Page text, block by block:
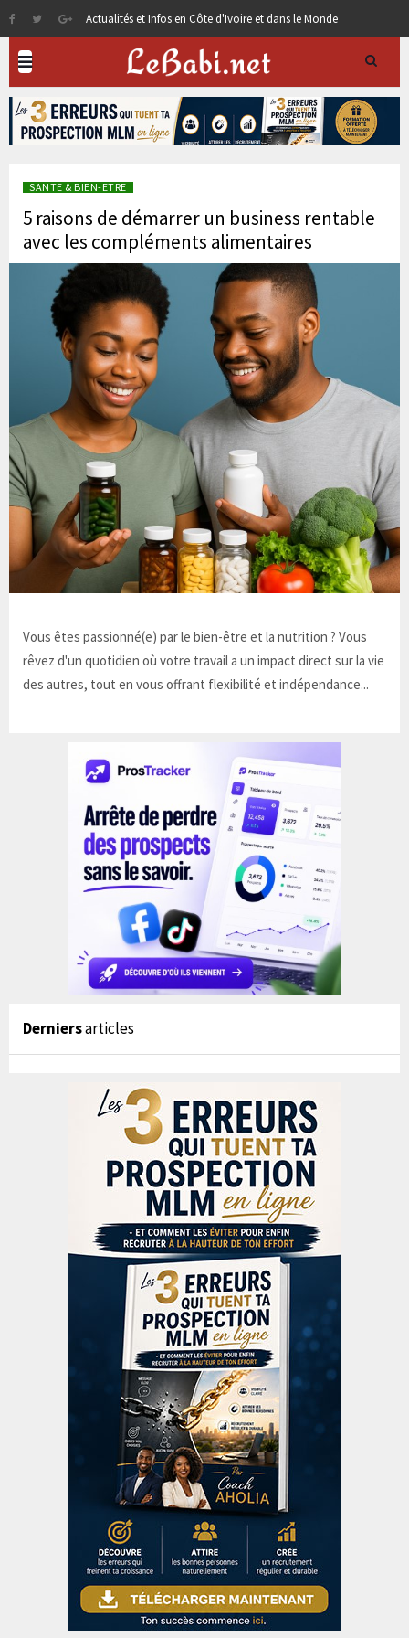
Actualités et Infos en Côte d'Ivoire et dans le Monde
SANTE & BIEN-ETRE
5 raisons de démarrer un business rentable
avec les compléments alimentaires
Vous êtes passionné(e) par le bien-être et la nutrition ? Vous
rêvez d'un quotidien où votre travail a un impact direct sur la vie
des autres, tout en vous offrant flexibilité et indépendance...
Derniersarticles